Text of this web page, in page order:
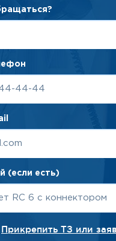
(если есть)
Прикрепить ТЗ или